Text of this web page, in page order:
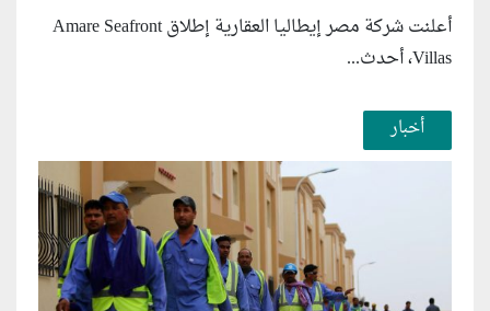
أعلنت شركة مصر إيطاليا العقارية إطلاق Amare Seafront
Villas، أحدث...
أخبار